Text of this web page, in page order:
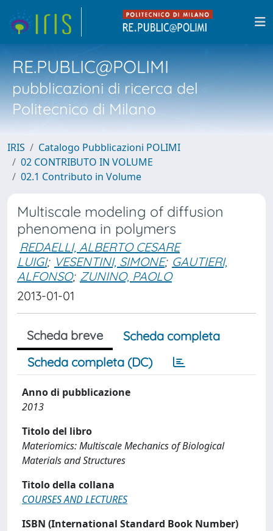
RE.PUBLIC@POLIMI
pubblicazioni di ricerca del
Politecnico di Milano
IRIS
Catalogo Pubblicazioni POLIMI
02 CONTRIBUTO IN VOLUME
02.1 Contributo in Volume
Multiscale modeling of diffusion
phenomena in polymers
REDAELLI, ALBERTO CESARE
LUIGI; VESENTINI, SIMONE; GAUTIERI,
ALFONSO; ZUNINO, PAOLO
2013-01-01
Scheda breve
Scheda completa
Scheda completa (DC)
Anno di pubblicazione
2013
Titolo del libro
Materiomics: Multiscale Mechanics of Biological
Materials and Structures
Titolo della collana
COURSES AND LECTURES
ISBN (International Standard Book Number)